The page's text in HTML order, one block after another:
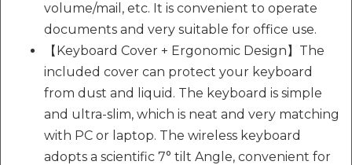
volume/mail, etc. It is convenient to operate
documents and very suitable for office use.
【Keyboard Cover + Ergonomic Design】The
included cover can protect your keyboard
from dust and liquid. The keyboard is simple
and ultra-slim, which is neat and very matching
with PC or laptop. The wireless keyboard
adopts a scientific 7° tilt Angle, convenient for